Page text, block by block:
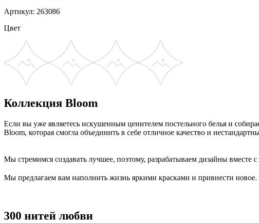
Артикул: 263086
Цвет
Коллекция Bloom
Если вы уже являетесь искушенным ценителем постельного белья и
Bloom, которая смогла объединить в себе отличное качество и
Мы стремимся создавать лучшее, поэтому, разрабатываем дизайны
Мы предлагаем вам наполнить жизнь яркими красками и привнести новое.
300 нитей любви